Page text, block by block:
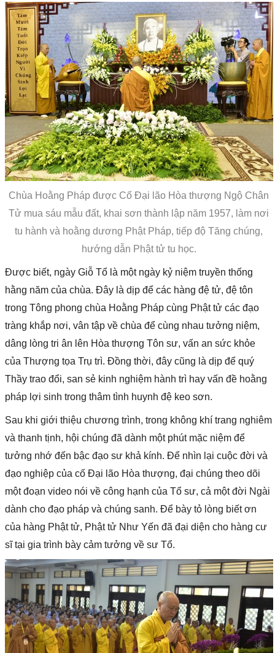
Chùa Hoằng Pháp được Cố Đại lão Hòa thượng Ngộ Chân
Tử mua sáu mẫu đất, khai sơn thành lập năm 1957, làm nơi
tu hành và hoằng dương Phật Pháp, tiếp độ Tăng chúng,
hướng dẫn Phật tử tu học.
Được biết, ngày Giỗ Tổ là một ngày kỷ niệm truyền thống
hằng năm của chùa. Đây là dịp để các hàng đệ tử, đệ tôn
trong Tông phong chùa Hoằng Pháp cùng Phật tử các đạo
tràng khắp nơi, vân tập về chùa để cùng nhau tưởng niệm,
dâng lòng tri ân lên Hòa thượng Tôn sư, vấn an sức khỏe
của Thượng tọa Trụ trì. Đồng thời, đây cũng là dịp để quý
Thầy trao đổi, san sẻ kinh nghiệm hành trì hay vấn đề hoằng
pháp lợi sinh trong thâm tình huynh đệ keo sơn.
Sau khi giới thiệu chương trình, trong không khí trang nghiêm
và thanh tịnh, hội chúng đã dành một phút mặc niệm để
tưởng nhớ đến bậc đạo sư khả kính. Để nhìn lại cuộc đời và
đạo nghiệp của cố Đại lão Hòa thượng, đại chúng theo dõi
một đoạn video nói về công hạnh của Tổ sư, cả một đời Ngài
dành cho đạo pháp và chúng sanh. Để bày tỏ lòng biết ơn
của hàng Phật tử, Phật tử Như Yến đã đại diện cho hàng cư
sĩ tại gia trình bày cảm tưởng về sư Tổ.